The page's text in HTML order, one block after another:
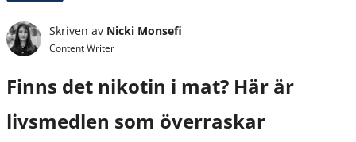
Skriven av Nicki Monsefi
Content Writer
Finns det nikotin i mat? Här är
livsmedlen som överraskar